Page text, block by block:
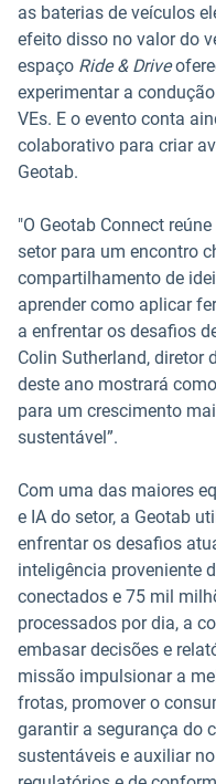
as baterias de veículos
efeito disso no valor do
espaço Ride & Drive
experimentar a
VEs. E o evento conta
colaborativo para criar
Geotab.
"O Geotab Connect
setor para um encontro
compartilhamento de
aprender como aplicar
a enfrentar os desafios
Colin Sutherland, diretor
deste ano mostrará
para um crescimento
sustentável”.
Com uma das maiores
e IA do setor, a Geotab
enfrentar os desafios
inteligência proveniente
conectados e 75 mil
processados por dia, a
embasar decisões e
missão impulsionar a
frotas, promover o
garantir a segurança do
sustentáveis e auxiliar